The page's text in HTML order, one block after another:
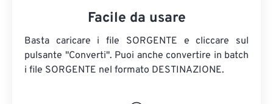
Facile da usare
Basta caricare i file SORGENTE e cliccare sul
pulsante "Converti". Puoi anche convertire in batch
i file SORGENTE nel formato DESTINAZIONE.